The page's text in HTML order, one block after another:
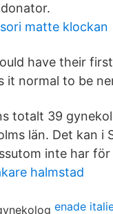
matte klockan
have their
it normal to be
totalt 39
län. Det kan i
inte har
halmstad
enade